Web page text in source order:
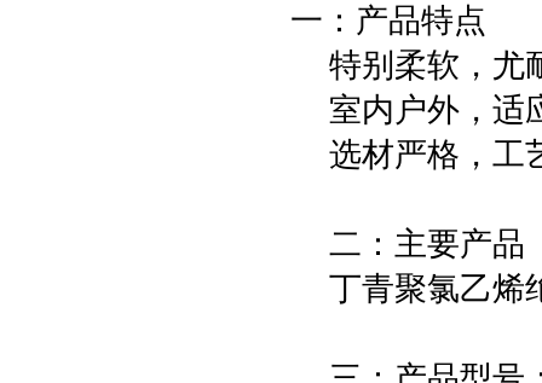
一：产品特点
特别柔软，尤
室内户外，适
选材严格，工
二：主要产品
丁青聚氯乙烯